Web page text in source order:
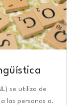
se utiliza de
las personas a.